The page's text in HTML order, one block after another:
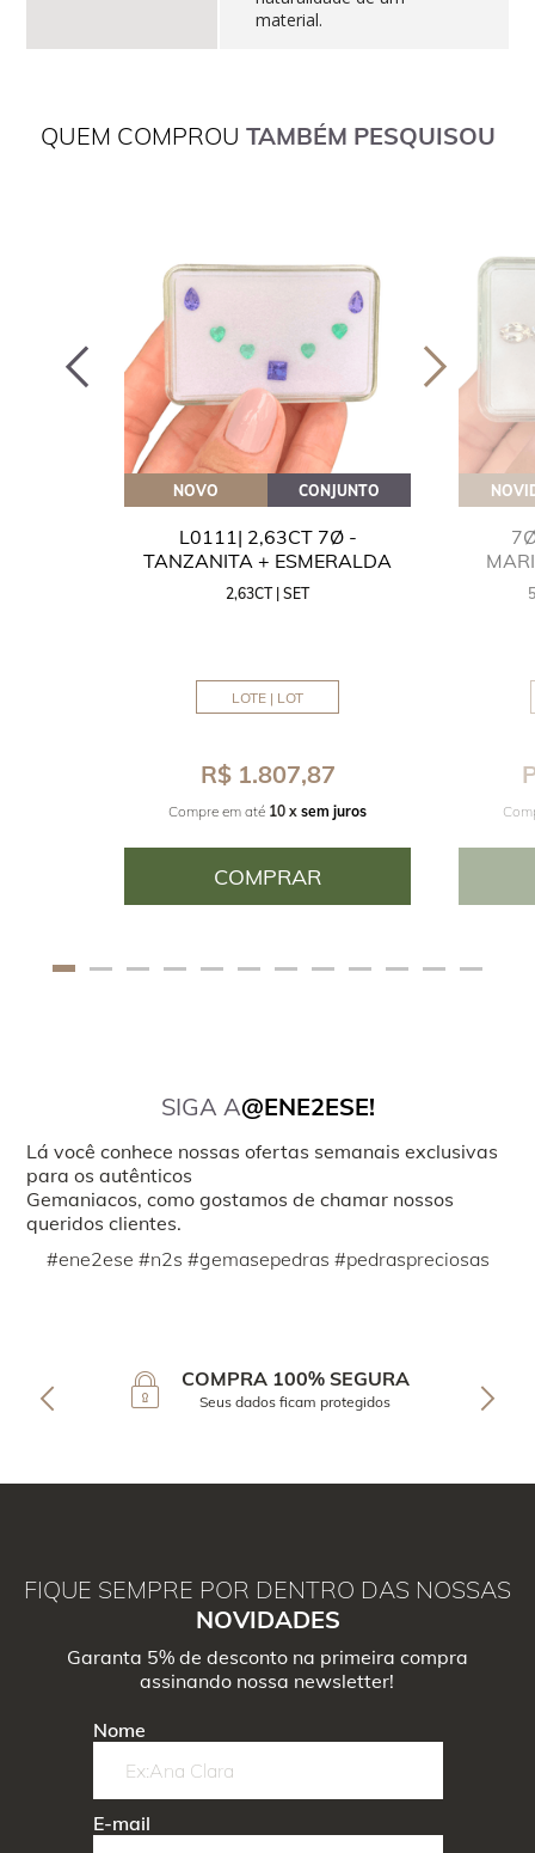
material.
QUEM COMPROU TAMBÉM PESQUISOU
NOVO CONJUNTO
L0111| 2,63CT 7Ø -
TANZANITA + ESMERALDA
2,63CT | SET
LOTE | LOT
R$ 1.807,87
Compre em até 10 x sem juros
COMPRAR
SIGA A@ENE2ESE!
Lá você conhece nossas ofertas semanais exclusivas
para os autênticos
Gemaniacos, como gostamos de chamar nossos
queridos clientes.
#ene2ese #n2s #gemasepedras #pedraspreciosas
COMPRA 100% SEGURA
Seus dados ficam protegidos
FIQUE SEMPRE POR DENTRO DAS NOSSAS
NOVIDADES
Garanta 5% de desconto na primeira compra
assinando nossa newsletter!
Nome
E-mail